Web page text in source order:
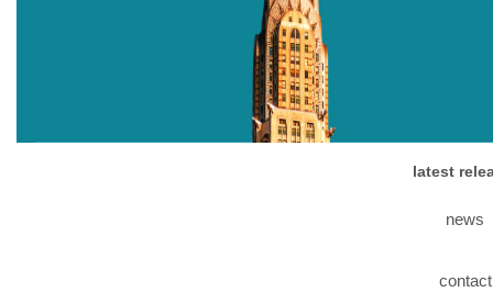
latest
news
contact